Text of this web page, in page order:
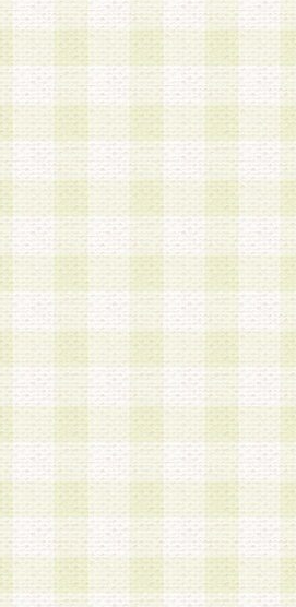
く、会員個人を識別できる情報
託業者に対して当社の責任におい
ます。な お、当社は、当該委託
れを遵守させるとともに、本規約
当該情報を使用させるものとし ま
る謝礼、景品、調査サンプル品
話、メール等の問い合わせなどへ
チ、またはグループ形式による
付随する業務
電話番号その他の登録情報につ
当社所定の変更手続きを行うもの
認めた場合、会員に対して、電
情報の対象者が会員登録者本人で
あること、アンケートの回答内容
のとます。
録後当社が定期的に行う登録情
の期間内に更新手続きを行うもの
手続きを行わない場合、その時点
トは失効されるものとします。